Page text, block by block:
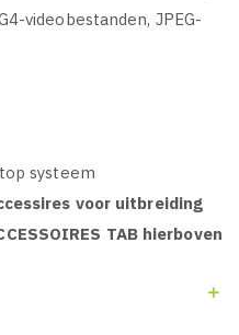
videobestanden, JPEG-
systeem
voor uitbreiding
TAB hierboven
